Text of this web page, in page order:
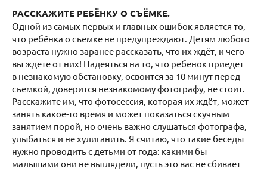
РАССКАЖИТЕ РЕБЁНКУ О СЪЁМКЕ.
Одной из самых первых и главных ошибок является то,
что ребёнка о съемке не предупреждают. Детям любого
возраста нужно заранее рассказать, что их ждёт, и чего
вы ждете от них! Надеяться на то, что ребенок приедет
в незнакомую обстановку, освоится за 10 минут перед
съемкой, доверится незнакомому фотографу, не стоит.
Расскажите им, что фотосессия, которая их ждёт, может
занять какое-то время и может показаться скучным
занятием порой, но очень важно слушаться фотографа,
улыбаться и не хулиганить. Я считаю, что такие беседы
нужно проводить с детьми от года: какими бы
малышами они не выглядели, пусть это вас не сбивает